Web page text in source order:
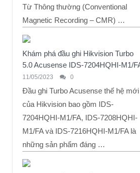
Từ Thông thường (Conventional
Magnetic Recording – CMR) …
Khám phá đầu ghi Hikvision Turbo
5.0 Acusense IDS-7204HQHI-M1/
11/05/2023 0
Đầu ghi Turbo Acusense thế hệ mới
của Hikvision bao gồm IDS-
7204HQHI-M1/FA, IDS-7208HQHI-
M1/FA và IDS-7216HQHI-M1/FA là
những sản phẩm đáng …